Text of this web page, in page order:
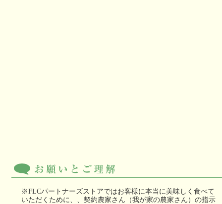
※FLCパートナーズストアではお客様に本当に美味しく食べて
いただくために、、契約農家さん（我が家の農家さん）の指示